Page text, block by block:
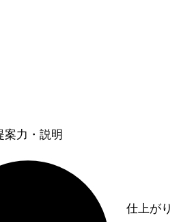
案力・説明
仕上がり